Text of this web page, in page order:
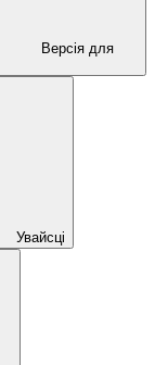
Версія для
Увайсці